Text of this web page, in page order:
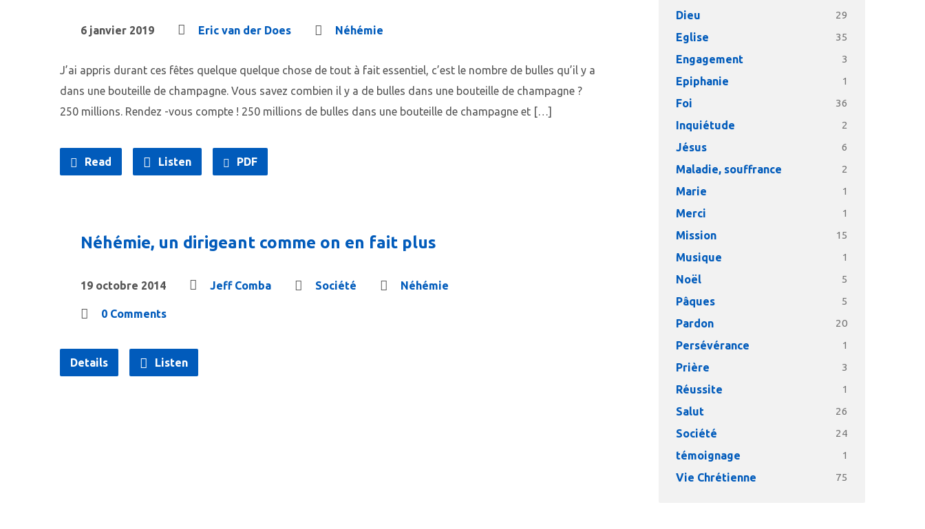
6 janvier 2019 Eric van der Does Néhémie
J’ai appris durant ces fêtes quelque quelque chose de tout à fait essentiel, c’est le nombre de bulles qu’il y a
dans une bouteille de champagne. Vous savez combien il y a de bulles dans une bouteille de champagne ?
250 millions. Rendez -vous compte ! 250 millions de bulles dans une bouteille de champagne et […]
Read Listen PDF
Néhémie, un dirigeant comme on en fait plus
19 octobre 2014 Jeff Comba Société Néhémie
0 Comments
Details Listen
Dieu 29
Eglise 35
Engagement 3
Epiphanie 1
Foi 36
Inquiétude 2
Jésus 6
Maladie, souffrance 2
Marie 1
Merci 1
Mission 15
Musique 1
Noël 5
Pâques 5
Pardon 20
Persévérance 1
Prière 3
Réussite 1
Salut 26
Société 24
témoignage 1
Vie Chrétienne 75